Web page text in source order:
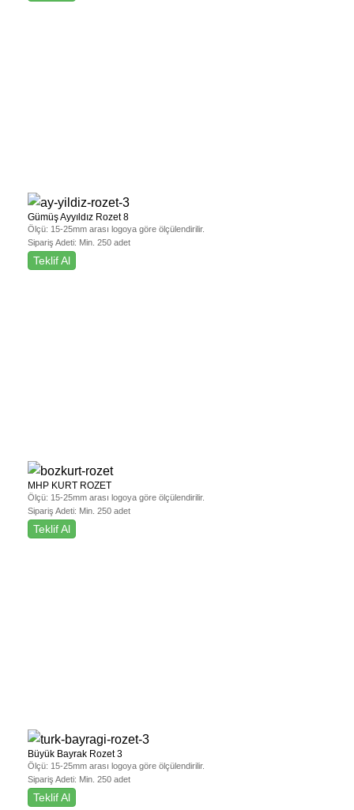
Gümüş Ayyıldız Rozet 8
Ölçü: 15-25mm arası logoya göre ölçülendirilir.
Sipariş Adeti: Min. 250 adet
Teklif Al
MHP KURT ROZET
Ölçü: 15-25mm arası logoya göre ölçülendirilir.
Sipariş Adeti: Min. 250 adet
Teklif Al
Büyük Bayrak Rozet 3
Ölçü: 15-25mm arası logoya göre ölçülendirilir.
Sipariş Adeti: Min. 250 adet
Teklif Al